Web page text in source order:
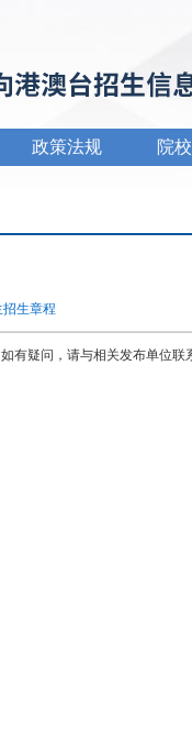
政策法规 院
生章程
有疑问，请与相关发布单位